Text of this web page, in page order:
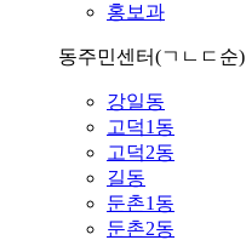
홍보과
동주민센터(ㄱㄴㄷ순)
강일동
고덕1동
고덕2동
길동
둔촌1동
둔촌2동